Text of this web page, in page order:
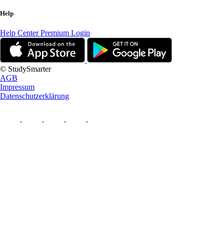
Help
Help CenterPremium Login
© StudySmarter
AGB
Impressum
Datenschutzerklärung